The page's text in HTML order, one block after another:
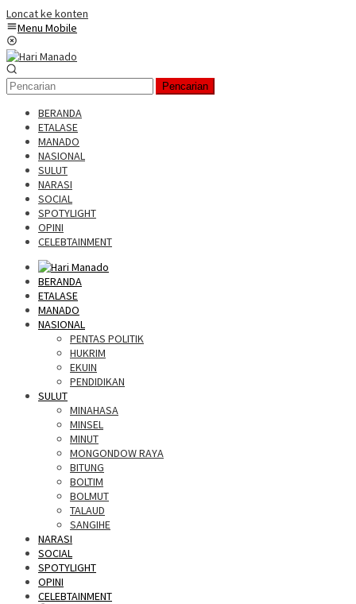
Loncat ke konten
Menu Mobile
Pencarian
BERANDA
ETALASE
MANADO
NASIONAL
SULUT
NARASI
SOCIAL
SPOTYLIGHT
OPINI
CELEBTAINMENT
BERANDA
ETALASE
MANADO
NASIONAL
PENTAS POLITIK
HUKRIM
EKUIN
PENDIDIKAN
SULUT
MINAHASA
MINSEL
MINUT
MONGONDOW RAYA
BITUNG
BOLTIM
BOLMUT
TALAUD
SANGIHE
NARASI
SOCIAL
SPOTYLIGHT
OPINI
CELEBTAINMENT